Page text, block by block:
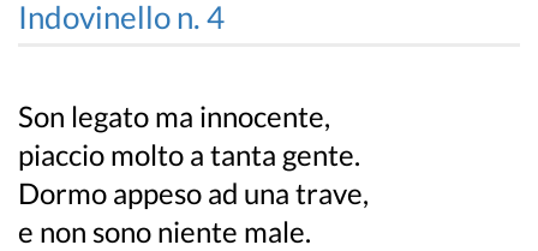
Indovinello n. 4
Son legato ma innocente,
piaccio molto a tanta gente.
Dormo appeso ad una trave,
e non sono niente male.